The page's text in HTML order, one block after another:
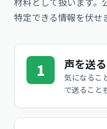
特定できる情報を伏せ
1 声を送る
気になるこ
で送ること